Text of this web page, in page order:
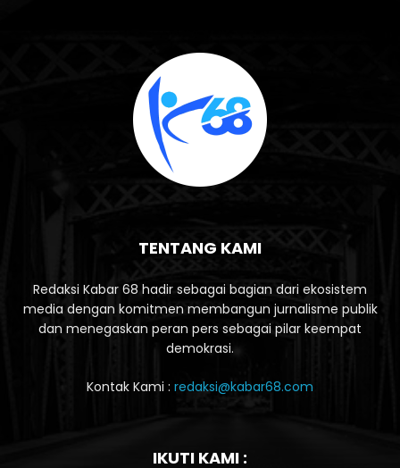
TENTANG KAMI
Redaksi Kabar 68 hadir sebagai bagian dari ekosistem
media dengan komitmen membangun jurnalisme publik
dan menegaskan peran pers sebagai pilar keempat
demokrasi.
Kontak Kami : redaksi@kabar68.com
IKUTI KAMI :